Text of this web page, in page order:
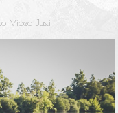
Video Justi